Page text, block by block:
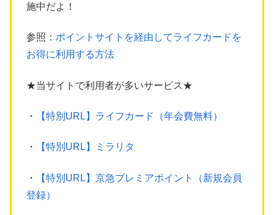
施中だよ！
参照： ポイントサイトを経由してライフカードを
お得に利用する方法
★当サイトで利用者が多いサービス★
・ 【特別URL】ライフカード（年会費無料）
・ 【特別URL】ミラリタ
・
【特別URL】京急プレミアポイント（新規会員
登録）